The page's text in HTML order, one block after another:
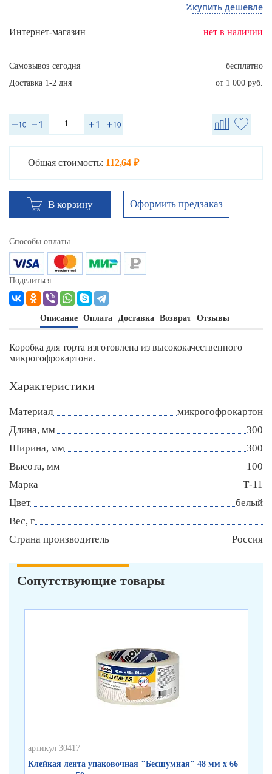
купить дешевле
Интернет-магазин нет в наличии
Самовывоз сегодня
бесплатно
Доставка 1-2 дня
от 1 000 руб.
Общая стоимость: 112,64 ₽
В корзину Оформить предзаказ
Способы оплаты
Поделиться
Описание Оплата Доставка Возврат Отзывы
Коробка для торта изготовлена из высококачественного
микрогофрокартона.
Характеристики
Материал
микрогофрокартон
Длина, мм
300
Ширина, мм
300
Высота, мм
100
Марка
Т-11
Цвет
белый
Вес, г
Страна производитель
Россия
Сопутствующие товары
артикул 30417
Клейкая лента упаковочная "Бесшумная" 48 мм х 66